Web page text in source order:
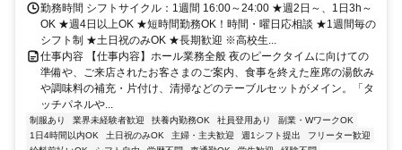
勤務時間 シフトサイクル：1週間 16:00～24:00 ★週2日～、1日3h～
OK ★週4日以上OK ★短時間勤務OK！時間・曜日応相談 ★1週間毎の
シフト制 ★土日祝のみOK ★長期歓迎 ※高校生...
仕事内容 【仕事内容】ホール業務全般 夜のピークタイムに向けての
準備や、ご来店されたお客さまのご案内、食事を終えた座席の湯飲み
や調味料の補充・片付け、清掃などのテーブルセットがメイン。「タ
ッチパネルや...
制服あり 業界未経験者歓迎 扶養内勤務OK 社員登用あり
副業・WワークOK
1日4時間以内OK
土日祝のみOK 主婦・主夫歓迎 週1シフト提出
フリーター歓迎